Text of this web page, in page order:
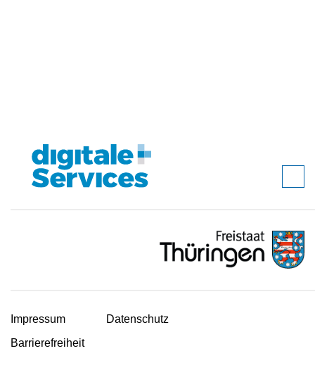
Impressum
Datenschutz
Barrierefreiheit